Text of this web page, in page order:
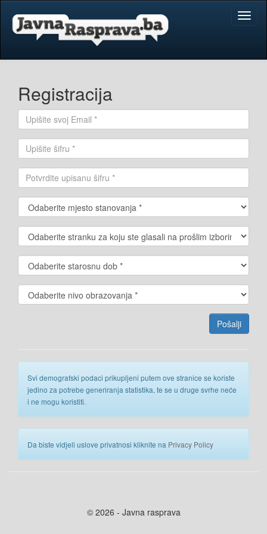
Registracija
Svi demografski podaci prikupljeni putem ove stranice se koriste
jedino za potrebe generiranja statistika, te se u druge svrhe neće
i ne mogu koristiti.
Da biste vidjeli uslove privatnosi kliknite na Privacy Policy
© 2026 - Javna rasprava